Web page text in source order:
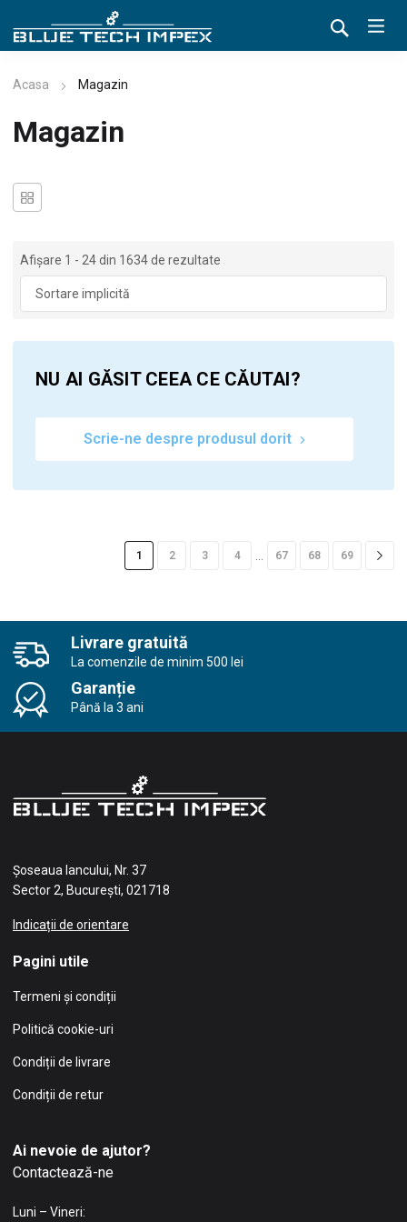
Acasa Magazin
Magazin
Afișare 1 - 24 din 1634 de rezultate
NU AI GĂSIT CEEA CE CĂUTAI?
Scrie-ne despre produsul dorit
1 2 3 4 … 67 68 69
Livrare gratuită
La comenzile de minim 500 lei
Garanție
Până la 3 ani
Șoseaua Iancului, Nr. 37
Sector 2, București, 021718
Indicații de orientare
Pagini utile
Termeni și condiții
Politică cookie-uri
Condiții de livrare
Condiții de retur
Ai nevoie de ajutor?
Contactează-ne
Luni – Vineri: